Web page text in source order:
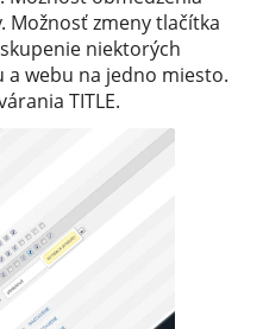
Možnosť zmeny tlačítka
niektorých
a webu na jedno miesto.
TITLE.